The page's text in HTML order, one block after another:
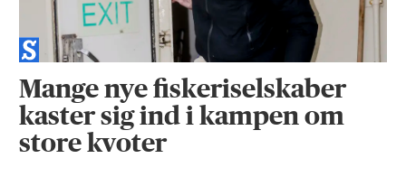
Mange nye fiskeriselskaber
kaster sig ind i kampen om
store kvoter